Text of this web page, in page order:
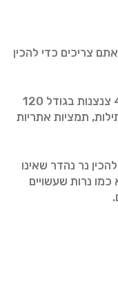
צריכים כדי להכין
הערכה מכילה שעוות דבורים, שמן זית, 4 צנצנות בגודל 120
4 מדבקות לפתילות, תמציות אתריות
נר נהדר שאינו
נרות שעשויים